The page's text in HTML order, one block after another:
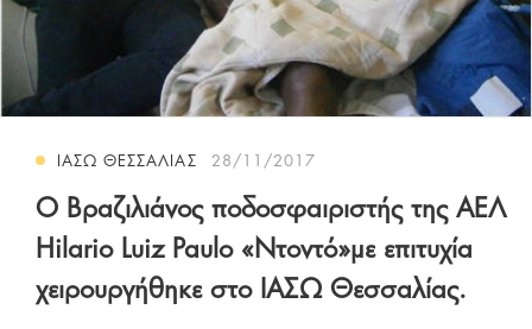
ΙΑΣΩ ΘΕΣΣΑΛΙΑΣ 28/11/2017
Ο Βραζιλιάνος ποδοσφαιριστής της ΑΕΛ
Hilario Luiz Paulo «Ντοντό»με επιτυχία
χειρουργήθηκε στο ΙΑΣΩ Θεσσαλίας.